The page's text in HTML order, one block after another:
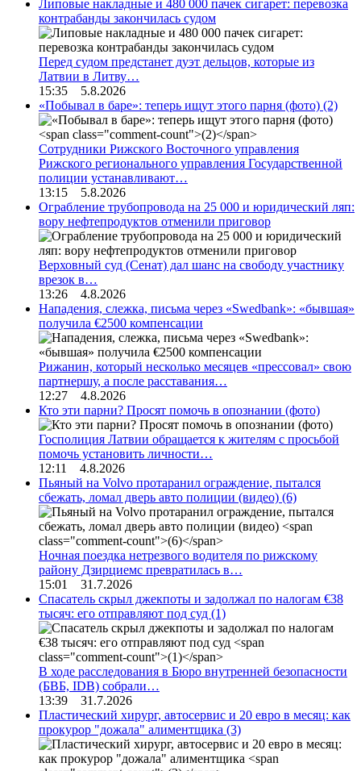
Липовые накладные и 480 000 пачек сигарет: перевозка
контрабанды закончилась судом
Перед судом предстанет дуэт дельцов, которые из
Латвии в Литву…
15:35 5.8.2026
«Побывал в баре»: теперь ищут этого парня (фото) (2)
Сотрудники Рижского Восточного управления
Рижского регионального управления Государственной
полиции устанавливают…
13:15 5.8.2026
Ограбление трубопровода на 25 000 и юридический ляп:
вору нефтепродуктов отменили приговор
Верховный суд (Сенат) дал шанс на свободу участнику
врезок в…
13:26 4.8.2026
Нападения, слежка, письма через «Swedbank»: «бывшая»
получила €2500 компенсации
Рижанин, который несколько месяцев «прессовал» свою
партнершу, а после расставания…
12:27 4.8.2026
Кто эти парни? Просят помочь в опознании (фото)
Госполиция Латвии обращается к жителям с просьбой
помочь установить личности…
12:11 4.8.2026
Пьяный на Volvo протаранил ограждение, пытался
сбежать, ломал дверь авто полиции (видео) (6)
Ночная поездка нетрезвого водителя по рижскому
району Дзирциемс превратилась в…
15:01 31.7.2026
Спасатель скрыл джекпоты и задолжал по налогам €38
тысяч: его отправляют под суд (1)
В ходе расследования в Бюро внутренней безопасности
(БВБ, IDB) собрали…
13:39 31.7.2026
Пластический хирург, автосервис и 20 евро в месяц: как
прокурор "дожала" алиментщика (3)